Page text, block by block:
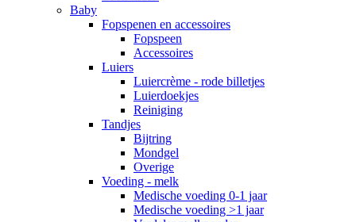
Baby
Fopspenen en accessoires
Fopspeen
Accessoires
Luiers
Luiercrème - rode billetjes
Luierdoekjes
Reiniging
Tandjes
Bijtring
Mondgel
Overige
Voeding - melk
Medische voeding 0-1 jaar
Medische voeding >1 jaar